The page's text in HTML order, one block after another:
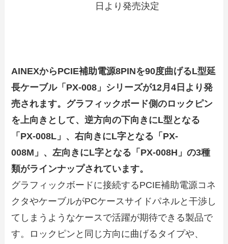
日より発売決定
AINEXからPCIE補助電源8PINを90度曲げるL型延
長ケーブル「PX-008」シリーズが12月4日より発
売されます。グラフィックボード側のロックピン
を上向きとして、逆方向の下向きにL型となる
「PX-008L」、右向きにL字となる「PX-
008M」、左向きにL字となる「PX-008H」の3種
類がラインナップされています。
グラフィックボードに接続するPCIE補助電源コネ
クタやケーブルがPCケースサイドパネルと干渉し
てしまうようなケースで活躍が期待できる製品で
す。ロックピンと同じ方向に曲げるタイプや、